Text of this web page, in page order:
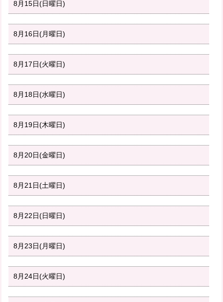
8月15日(日曜日)
8月16日(月曜日)
8月17日(火曜日)
8月18日(水曜日)
8月19日(木曜日)
8月20日(金曜日)
8月21日(土曜日)
8月22日(日曜日)
8月23日(月曜日)
8月24日(火曜日)